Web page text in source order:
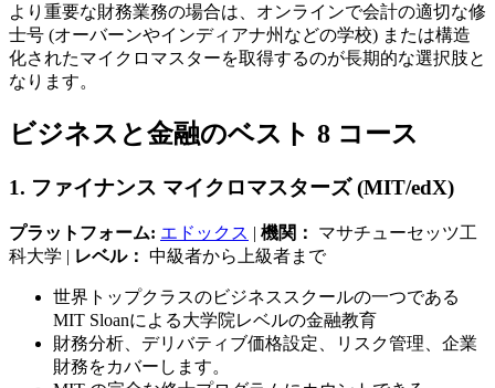
より重要な財務業務の場合は、オンラインで会計の適切な修
士号 (オーバーンやインディアナ州などの学校) または構造
化されたマイクロマスターを取得するのが長期的な選択肢と
なります。
ビジネスと金融のベスト 8 コース
1. ファイナンス マイクロマスターズ (MIT/edX)
プラットフォーム: エドックス | 機関：
マサチューセッツ工
科大学 | レベル： 中級者から上級者まで
世界トップクラスのビジネススクールの一つである
MIT Sloanによる大学院レベルの金融教育
財務分析、デリバティブ価格設定、リスク管理、企業
財務をカバーします。